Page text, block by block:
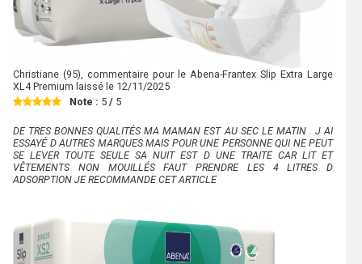
Christiane (95), commentaire pour le Abena-Frantex Slip Extra Large
XL4 Premium laissé le 12/11/2025
Note : 5 / 5
DE TRES BONNES QUALITÉS MA MAMAN EST AU SEC LE MATIN . J AI
ESSAYÉ D AUTRES MARQUES MAIS POUR UNE PERSONNE QUI NE PEUT
SE LEVER TOUTE SEULE SA NUIT EST D UNE TRAITE CAR LIT ET
VÊTEMENTS NON MOUILLÉS FAUT PRENDRE LES 4 LITRES D
ADSORPTION JE RECOMMANDE CET ARTICLE